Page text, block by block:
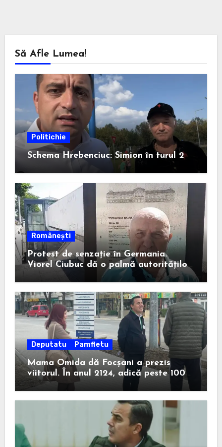
Să Afle Lumea!
Politichie
Schema Hrebenciuc: Simion în turul 2
Românești
Protest de senzație în Germania.
Viorel Ciubuc dă o palmă autorităților
din România. Bravo, domnule inginer!
Deputatu Pamfletu
Mama Omida dă Focșani a prezis
viitorul. În anul 2124, adică peste 100
de ani, un anume Ion Ștefan va câștiga
la Consiliul Județean.